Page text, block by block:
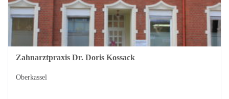
Zahnarztpraxis Dr. Doris Kossack
Oberkassel